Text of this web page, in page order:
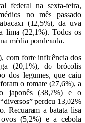
federal na sexta-feira,
no mês passado
(12,5%), da uva
lima (22,1%). Todos os
média ponderada.
com forte influência dos
(20,1%), do brócolis
dos legumes, que caiu
o tomate (27,6%), a
japonês (38,7%) e o
perdeu 13,02%
Recuaram a batata lisa
(5,2%) e a cebola